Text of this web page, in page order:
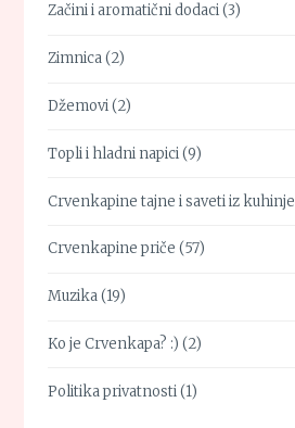
Začini i aromatični dodaci(3)
Zimnica(2)
Džemovi(2)
Topli i hladni napici(9)
Crvenkapine tajne i saveti iz kuhinje
Crvenkapine priče (57)
Muzika(19)
Ko je Crvenkapa? :) (2)
Politika privatnosti(1)